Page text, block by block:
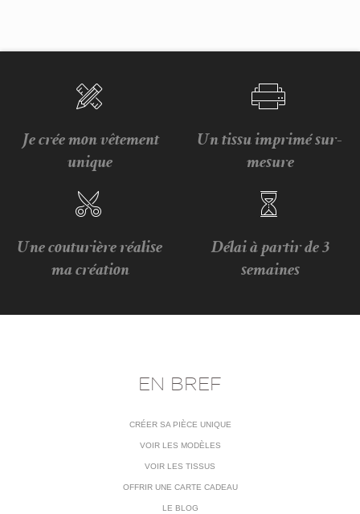
Je crée mon vêtement
unique
Un tissu imprimé sur-
mesure
Une couturière réalise
ma création
Délai à partir de 3
semaines
EN BREF
CRÉER SA PIÈCE UNIQUE
VOIR LES MODÈLES
VOIR LES TISSUS
OFFRIR UNE CARTE CADEAU
LE BLOG